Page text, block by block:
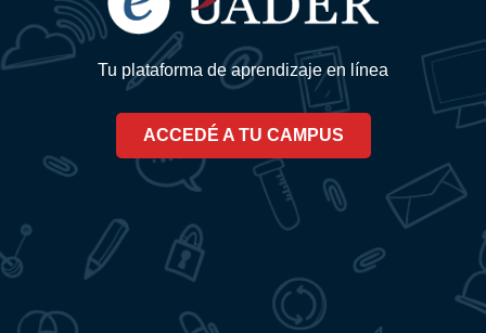
Tu plataforma de aprendizaje en línea
ACCEDÉ A TU CAMPUS